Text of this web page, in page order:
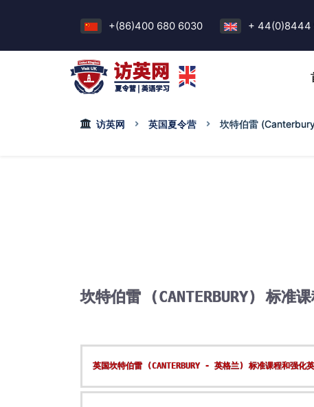
+(86)400 680 6030 + 44(0)8444
访英网 英国夏令营 坎特伯雷
坎特伯雷 (CANTERBURY) 标准
英国坎特伯雷 (CANTERBURY - 英格兰) 标准课程和强化